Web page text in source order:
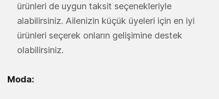
ürünleri de uygun taksit seçenekleriyle
alabilirsiniz. Ailenizin küçük üyeleri için en iyi
ürünleri seçerek onların gelişimine destek
olabilirsiniz.
Moda: